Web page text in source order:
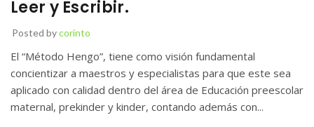
Leer y Escribir.
Posted bycorinto
El “Método Hengo”, tiene como visión fundamental
concientizar a maestros y especialistas para que este sea
aplicado con calidad dentro del área de Educación preescolar
maternal, prekinder y kinder, contando además con...